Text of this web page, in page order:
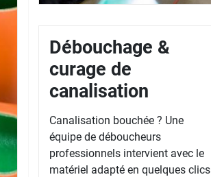
Débouchage &
curage de
canalisation
Canalisation bouchée ? Une
équipe de déboucheurs
professionnels intervient avec le
matériel adapté en quelques clics